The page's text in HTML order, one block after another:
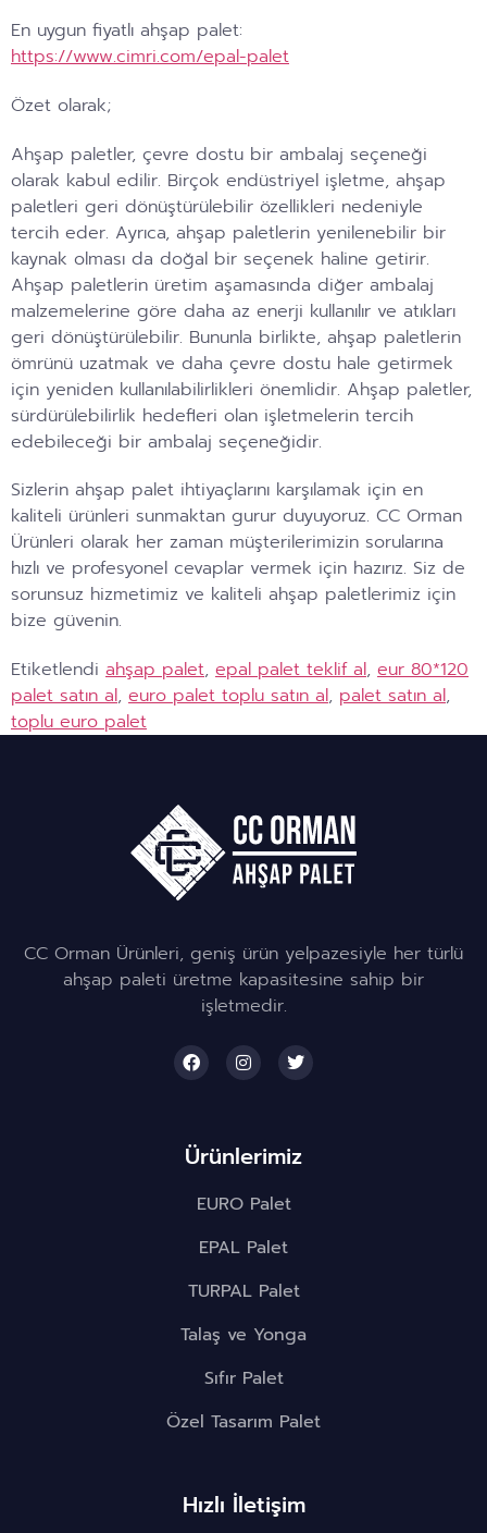
En uygun fiyatlı ahşap palet:
https://www.cimri.com/epal-palet
Özet olarak;
Ahşap paletler, çevre dostu bir ambalaj seçeneği
olarak kabul edilir. Birçok endüstriyel işletme, ahşap
paletleri geri dönüştürülebilir özellikleri nedeniyle
tercih eder. Ayrıca, ahşap paletlerin yenilenebilir bir
kaynak olması da doğal bir seçenek haline getirir.
Ahşap paletlerin üretim aşamasında diğer ambalaj
malzemelerine göre daha az enerji kullanılır ve atıkları
geri dönüştürülebilir. Bununla birlikte, ahşap paletlerin
ömrünü uzatmak ve daha çevre dostu hale getirmek
için yeniden kullanılabilirlikleri önemlidir. Ahşap paletler,
sürdürülebilirlik hedefleri olan işletmelerin tercih
edebileceği bir ambalaj seçeneğidir.
Sizlerin ahşap palet ihtiyaçlarını karşılamak için en
kaliteli ürünleri sunmaktan gurur duyuyoruz. CC Orman
Ürünleri olarak her zaman müşterilerimizin sorularına
hızlı ve profesyonel cevaplar vermek için hazırız. Siz de
sorunsuz hizmetimiz ve kaliteli ahşap paletlerimiz için
bize güvenin.
Etiketlendi ahşap palet, epal palet teklif al, eur 80*120
palet satın al, euro palet toplu satın al, palet satın al,
toplu euro palet
CC Orman Ürünleri, geniş ürün yelpazesiyle her türlü
ahşap paleti üretme kapasitesine sahip bir
işletmedir.
Ürünlerimiz
EURO Palet
EPAL Palet
TURPAL Palet
Talaş ve Yonga
Sıfır Palet
Özel Tasarım Palet
Hızlı İletişim